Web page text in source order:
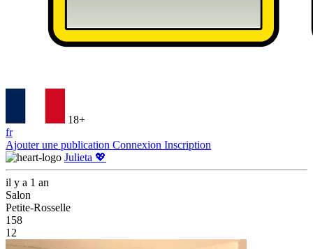
18+
fr
Ajouter une publication Connexion Inscription
Julieta 💖
il y a 1 an
Salon
Petite-Rosselle
158
12